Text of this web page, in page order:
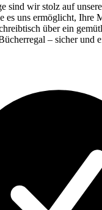
sind wir stolz auf unsere
es uns ermöglicht, Ihre
über ein
– sicher und